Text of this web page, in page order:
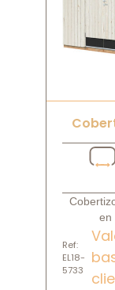
en
Ref:
EL18-
5733